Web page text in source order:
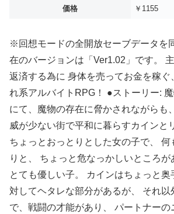
価格 ￥1155
※回想モードの全開放セーブデータを
在のバージョンは「Ver1.02」です。
返済する為に 身体を売ってお金を稼ぐ
れ系アルバイトRPG！ ●ストーリー:
にて、魔物の存在に脅かされながらも
威が少ない街で平和に暮らすカインと
ちょっとおっとりとした女の子で、
りと、 ちょっと危なっかしいところ
とても優しい子。 カインはちょっと奥
対してヘタレな部分があるが、 それ以
で、戦闘の才能があり、 パートナーの